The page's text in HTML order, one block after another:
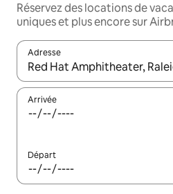
Réservez des locations de
uniques et plus encore sur
Adresse
Lorsque les résultats
Arrivée
Départ